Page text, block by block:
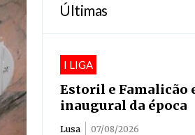
Últimas
I LIGA
Estoril e Famalicão
inaugural da época
Lusa 07/08/2026